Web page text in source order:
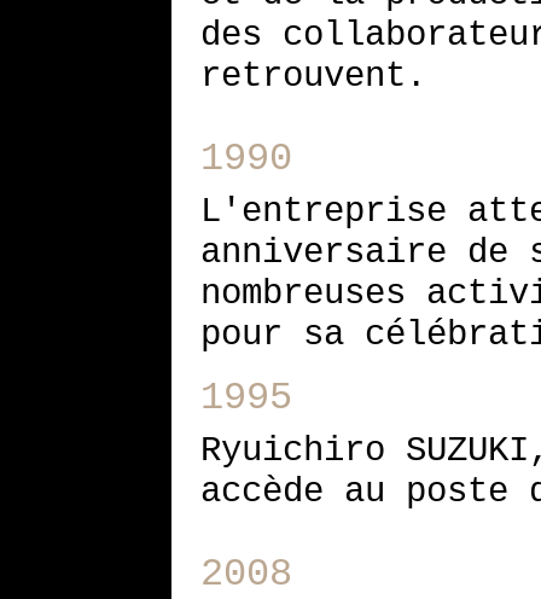
des
retrouvent.
1990
L'entreprise
anniversaire
nombreuses
pour sa
1995
Ryuichiro
accède au poste
2008